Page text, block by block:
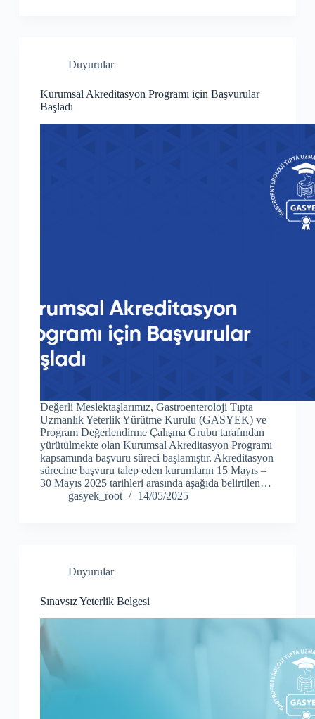
Duyurular
Kurumsal Akreditasyon Programı için Başvurular
Başladı
Değerli Meslektaşlarımız, Gastroenteroloji Tıpta
Uzmanlık Yeterlik Yürütme Kurulu (GASYEK) ve
Program Değerlendirme Çalışma Grubu tarafından
yürütülmekte olan Kurumsal Akreditasyon Programı
kapsamında başvuru süreci başlamıştır. Akreditasyon
sürecine başvuru talep eden kurumların 15 Mayıs –
30 Mayıs 2025 tarihleri arasında aşağıda belirtilen…
gasyek_root
14/05/2025
Duyurular
Sınavsız Yeterlik Belgesi